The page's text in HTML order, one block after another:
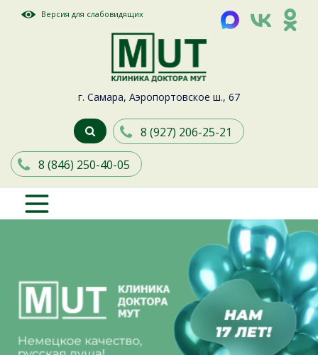
Версия для слабовидящих
г. Самара, Аэропортовское ш., 67
8 (927) 206-25-21
8 (846) 250-40-05